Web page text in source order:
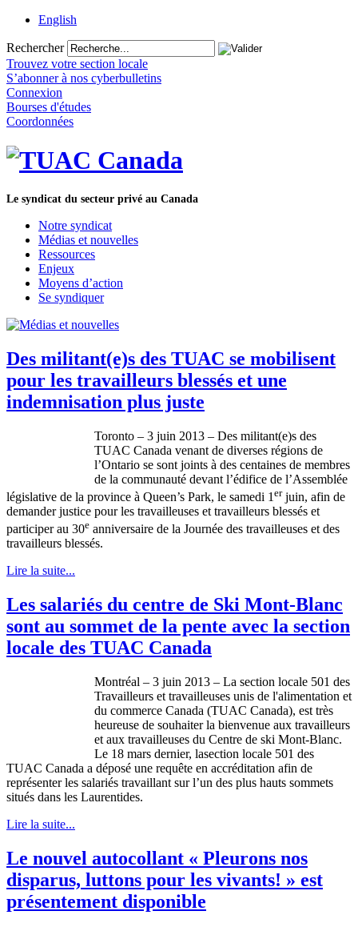
English
Rechercher
Trouvez votre section locale
S’abonner à nos cyberbulletins
Connexion
Bourses d'études
Coordonnées
Le syndicat du secteur privé au Canada
Notre syndicat
Médias et nouvelles
Ressources
Enjeux
Moyens d’action
Se syndiquer
Des militant(e)s des TUAC se mobilisent
pour les travailleurs blessés et une
indemnisation plus juste
Toronto – 3 juin 2013 – Des militant(e)s des
TUAC Canada venant de diverses régions de
l’Ontario se sont joints à des centaines de membres
de la communauté devant l’édifice de l’Assemblée
législative de la province à Queen’s Park, le samedi 1 erjuin, afin de
demander justice pour les travailleuses et travailleurs blessés et
participer au 30e anniversaire de la Journée des travailleuses et des
travailleurs blessés.
Lire la suite...
Les salariés du centre de Ski Mont-Blanc
sont au sommet de la pente avec la section
locale des TUAC Canada
Montréal – 3 juin 2013 – La section locale 501 des
Travailleurs et travailleuses unis de l'alimentation et
du commerce Canada (TUAC Canada), est très
heureuse de souhaiterla bienvenue aux travailleurs
et aux travailleuses du Centre de ski Mont-Blanc.
Le 18 mars dernier, lasection locale 501 des
TUAC Canada a déposé une requête en accréditation afin de
représenterles salariés travaillant sur l’un des plus hauts sommets
situés dans les Laurentides.
Lire la suite...
Le nouvel autocollant « Pleurons nos
disparus, luttons pour les vivants! » est
présentement disponible